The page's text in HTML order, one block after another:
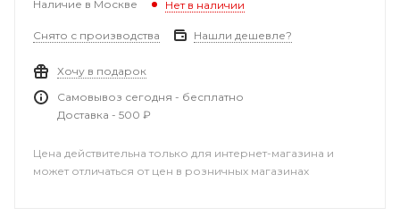
Наличие в Москве Нет в наличии
Снято с производства Нашли дешевле?
Хочу в подарок
Самовывоз сегодня - бесплатно
Доставка - 500 ₽
Цена действительна только для интернет-магазина и
может отличаться от цен в розничных магазинах